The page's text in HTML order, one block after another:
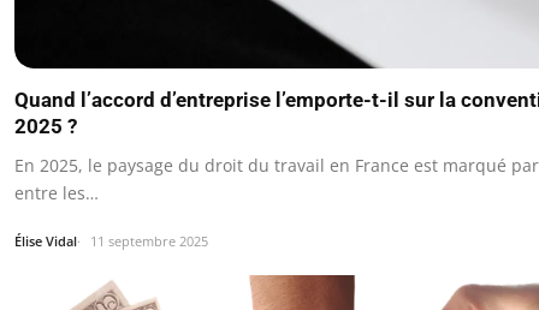
Quand l’accord d’entreprise l’emporte-t-il sur la
2025 ?
En 2025, le paysage du droit du travail en France est marqué
entre les…
Élise Vidal 11 septembre 2025